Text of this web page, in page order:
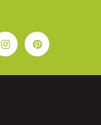
InstagramPinterest